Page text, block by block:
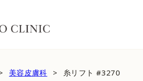
美容皮膚科 糸リフト #3270